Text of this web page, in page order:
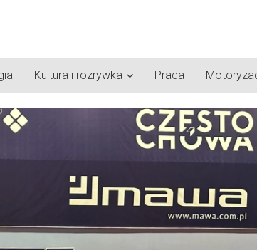
Kultura i rozrywka Praca